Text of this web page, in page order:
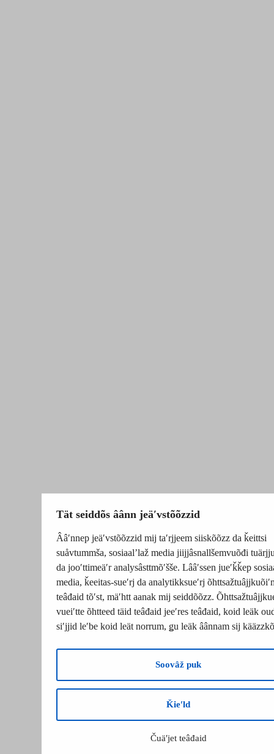
Tät seiddõs âânn jeäʹvstõõzzid
Ââʹnnep jeäʹvstõõzzid mij taʹrjjeem siiskõõzz da ǩeittsi
suåvtummša, sosiaalʼlaž media jiijjâsnallšemvuõđi
da jooʹttimeäʹr analysâsttmõʹšše. Lââʹssen jueʹǩǩep
media, ǩeeitas-sueʹrj da analytikksueʹrj
teâđaid tõʹst, mäʹhtt aanak mij seiddõõzz.
vueiʹtte õhtteed täid teâđaid jeeʹres teâđaid, koid leäk
siʹjjid leʹbe koid leät norrum, ǥu leäk âânnam sij
Soovâž puk
Ǩieʹld
Čuäʹjet teâđaid